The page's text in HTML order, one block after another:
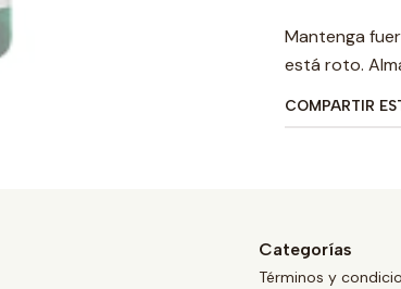
Mantenga
está roto.
COMPARTIR
Categorías
Términos y